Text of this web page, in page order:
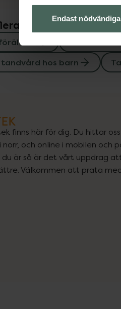
Endast
produkter inom
hos barn
finns här för dig. Du hittar
och online i mobilen och
är så är det vårt uppdrag
Välkommen att prata